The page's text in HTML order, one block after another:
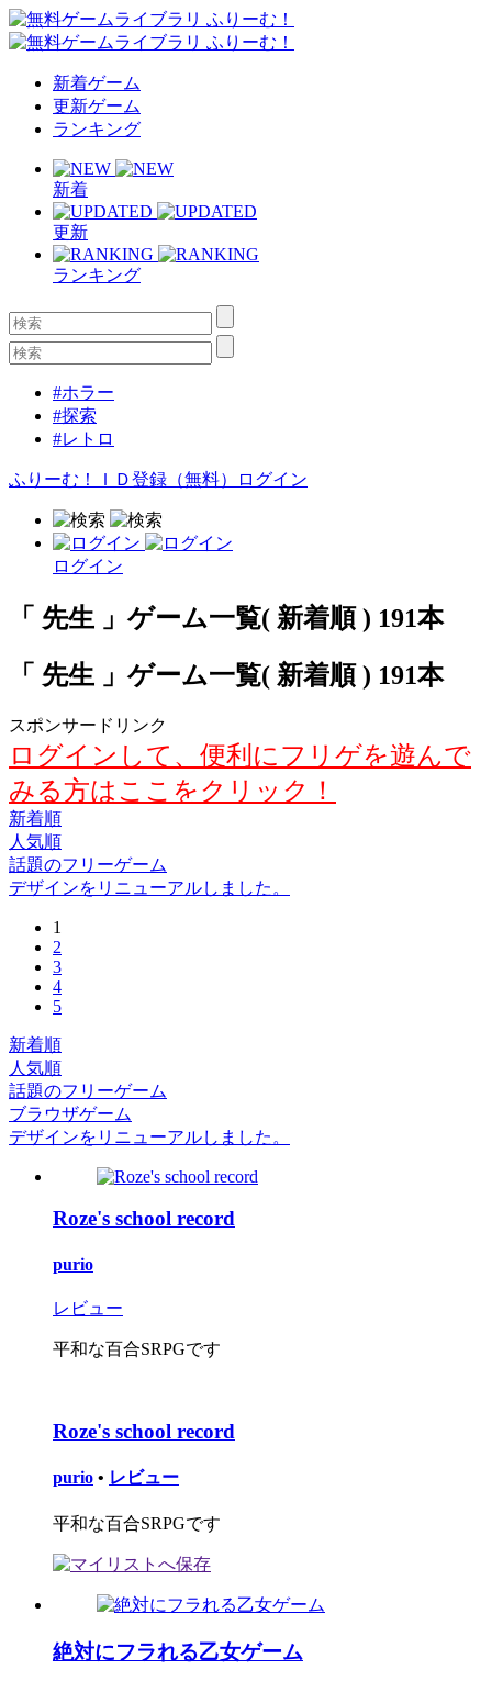
新着ゲーム
更新ゲーム
ランキング
新着
更新
ランキング
#ホラー
#探索
#レトロ
ふりーむ！ＩＤ登録（無料） ログイン
ログイン
「 先生 」ゲーム一覧( 新着順 ) 191本
「 先生 」ゲーム一覧( 新着順 ) 191本
スポンサードリンク
ログインして、便利にフリゲを遊んで
みる方はここをクリック！
新着順
人気順
話題のフリーゲーム
デザインをリニューアルしました。
1
2
3
4
5
新着順
人気順
話題のフリーゲーム
ブラウザゲーム
デザインをリニューアルしました。
Roze's school record
purio
レビュー
平和な百合SRPGです
Roze's school record
purio • レビュー
平和な百合SRPGです
絶対にフラれる乙女ゲーム